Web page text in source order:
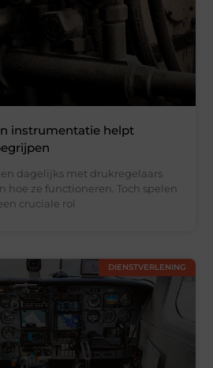
instrumentatie helpt
dagelijks met drukregelaars
hoe ze functioneren. Toch spelen
cruciale rol
DIENSTVERLENING